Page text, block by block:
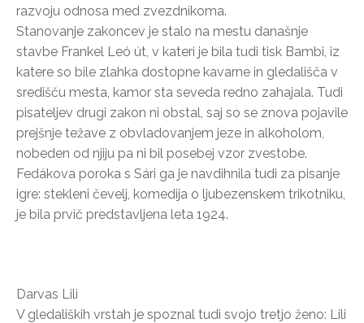
razvoju odnosa med zvezdnikoma.
Stanovanje zakoncev je stalo na mestu današnje
stavbe Frankel Leó út, v kateri je bila tudi tisk Bambi, iz
katere so bile zlahka dostopne kavarne in gledališča v
središču mesta, kamor sta seveda redno zahajala. Tudi
pisateljev drugi zakon ni obstal, saj so se znova pojavile
prejšnje težave z obvladovanjem jeze in alkoholom,
nobeden od njiju pa ni bil posebej vzor zvestobe.
Fedákova poroka s Sári ga je navdihnila tudi za pisanje
igre: stekleni čevelj, komedija o ljubezenskem trikotniku,
je bila prvič predstavljena leta 1924.
Darvas Lili
V gledaliških vrstah je spoznal tudi svojo tretjo ženo: Lili